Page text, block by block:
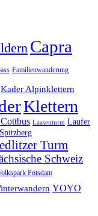
Capra
Familienwanderung
Kader Alpinklettern
Klettern
Laasenturm Laufer
Turm
Schweiz
Potsdam
YOYO